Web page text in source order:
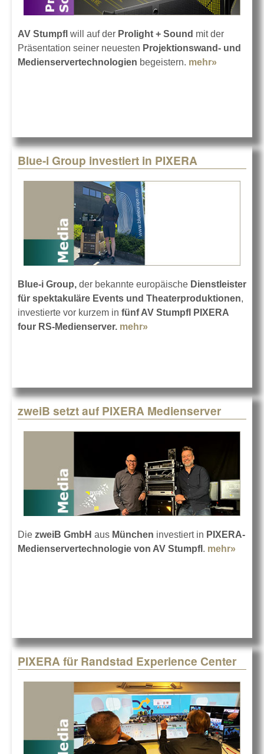
AV Stumpfl will auf der Prolight + Sound mit der
Präsentation seiner neuesten Projektionswand- und
Medienservertechnologien begeistern. mehr»
Blue-i Group investiert in PIXERA
Blue-i Group, der bekannte europäische Dienstleister
für spektakuläre Events und Theaterproduktionen,
investierte vor kurzem in fünf AV Stumpfl PIXERA
four RS-Medienserver. mehr»
zweiB setzt auf PIXERA Medienserver
Die zweiB GmbH aus München investiert in PIXERA-
Medienservertechnologie von AV Stumpfl . mehr»
PIXERA für Randstad Experience Center